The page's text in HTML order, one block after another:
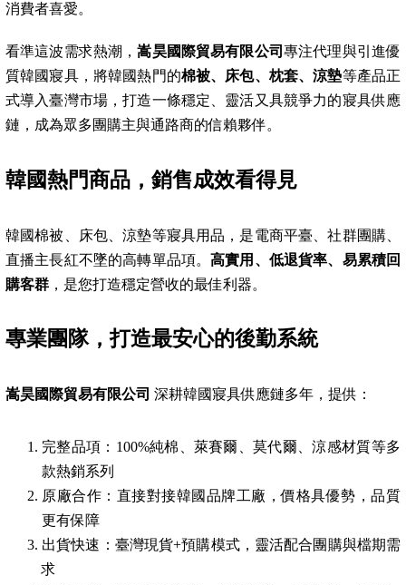
消費者喜愛。
看準這波需求熱潮，嵩昊國際貿易有限公司 專注代理與引進優
質韓國寢具，將韓國熱門的棉被、床包、枕套、涼墊等產品正
式導入臺灣市場，打造一條穩定、靈活又具競爭力的寢具供應
鏈，成為眾多團購主與通路商的信賴夥伴。
韓國熱門商品，銷售成效看得見
韓國棉被、床包、涼墊等寢具用品，是電商平臺、社群團購、
直播主長紅不墜的高轉單品項。高實用、低退貨率、易累積回
購客群 ，是您打造穩定營收的最佳利器。
專業團隊，打造最安心的後勤系統
嵩昊國際貿易有限公司 深耕韓國寢具供應鏈多年，提供：
完整品項：100%純棉、萊賽爾、莫代爾、涼感材質等多
款熱銷系列
原廠合作：直接對接韓國品牌工廠，價格具優勢，品質
更有保障
出貨快速：臺灣現貨+預購模式，靈活配合團購與檔期需
求